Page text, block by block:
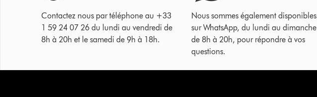
Contactez nous par téléphone au +33
1 59 24 07 26 du lundi au vendredi de
8h à 20h et le samedi de 9h à 18h.
Nous sommes également disponibles
sur WhatsApp, du lundi au dimanche
de 8h à 20h, pour répondre à vos
questions.